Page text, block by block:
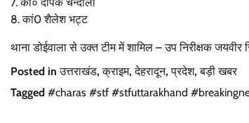
8. कां0 शैलेश भट्ट
थाना डोईवाला से उक्त टीम में शामिल – उप निरीक्षक जयवीर
Posted inउत्तराखंड,क्राइम,देहरादून,प्रदेश,बड़ी खबर
Tagged #charas #stf #stfuttarakhand